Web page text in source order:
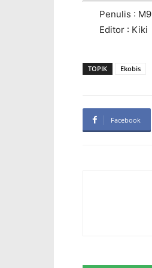
Penulis : M9
Editor : Kiki
TOPIK Ekobis
Facebook